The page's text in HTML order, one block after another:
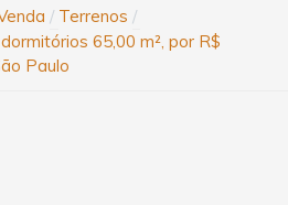
Terrenos
65,00 m², por R$
Paulo